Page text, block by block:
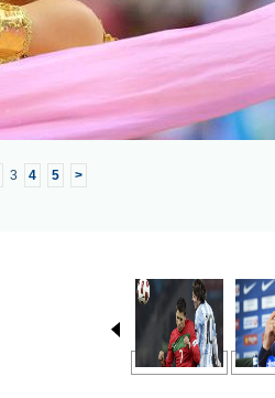
3 4 5 >